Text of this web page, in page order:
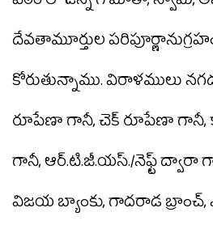
దేవతామూర్తుల
కోరుతున్నాము. విరాళములు
రూపేణా గానీ, చెక్ రూపేణా గానీ,
గానీ, ఆర్.టి.జీ.యస్./నెఫ్ట్ ద్వారా
విజయ బ్యాంకు, గాదరాడ బ్రాంచ్,